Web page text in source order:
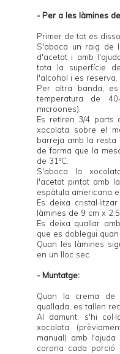
- Per a les làmines
Primer de tot es
S'aboca un raig de
d'acetat i amb
tota la superfície
l'alcohol i es reserva.
Per altra banda,
temperatura de
microones).
Es retiren 3/4 parts
xocolata sobre el
barreja amb la resta
de forma que la
de 31ºC.
S'aboca la
l'acetat pintat amb
espàtula americana
Es deixa
làmines de 9 cm x 2,5
Es deixa quallar
que es doblegui
Quan les làmines
en un lloc sec.
- Muntatge:
Quan la crema de
quallada, es tallen
Al damunt, s'hi
xocolata
manual) amb
corona cada porció